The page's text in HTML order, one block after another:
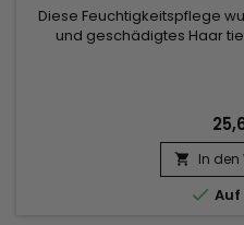
Diese Feuchtigkeitspflege
und geschädigtes Haar
reparieren. &nbsp;Devacurl
 In den
 Auf